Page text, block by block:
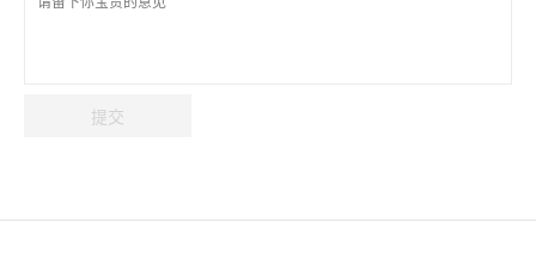
提交